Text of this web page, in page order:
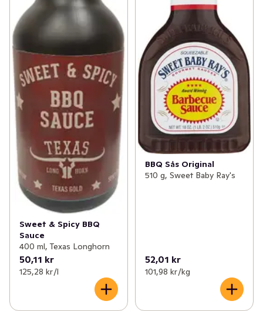
Sweet & Spicy BBQ
Sauce
400 ml, Texas Longhorn
50,11 kr
125,28 kr /l
BBQ Sås Original
510 g, Sweet Baby Ray's
52,01 kr
101,98 kr /kg